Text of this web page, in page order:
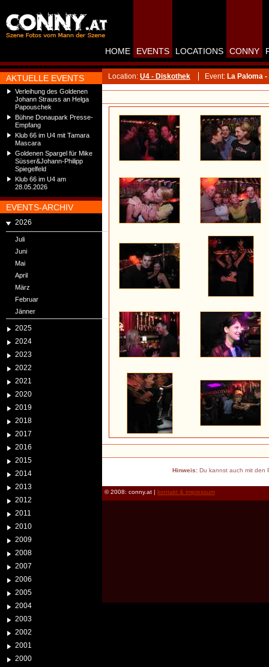
AKTUELLE EVENTS
Verleihung des Goldenen
Johann Strauss an Helga
Papouschek
Bühne Donaupark Presse-
Empfang
Klub 66 im U4 mit Tamara
Mascara
Goldenen Spargel für Mike
Süsser&Johann-Philipp
Spiegelfeld
Klub 66 im U4 am
28.05.2026
EVENTS-ARCHIV
2026
Juli
Juni
Mai
April
März
Februar
Jänner
2025
2024
2023
2022
2021
2020
2019
2018
2017
2016
2015
2014
2013
2012
2011
2010
2009
2008
2007
2006
2005
2004
2003
2002
2001
2000
HOME EVENTS LOCATIONS CONNY
Location: U4 - Diskothek Event: La Paloma -
Hinweis:Du kannst auch mit den
© 2008: conny.at | kontakt & impressum